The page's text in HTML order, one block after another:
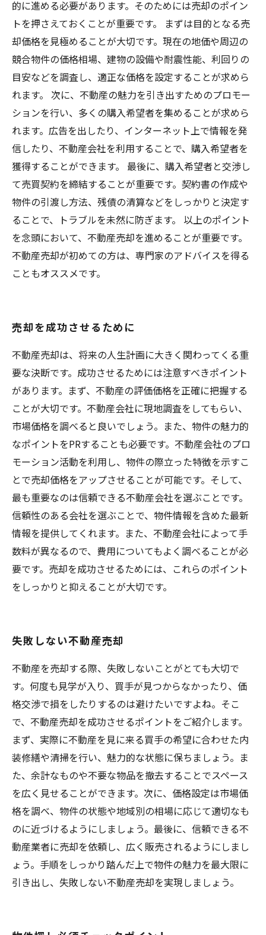
的に進める必要があります。そのためには売却のポイン
トを押さえておくことが重要です。 まずは目的となる売
却価格を見極めることが大切です。現在の地価や周辺の
競合物件の価格相場、建物の設備や耐震性能、利回りの
目安などを調査し、適正な価格を設定することが求めら
れます。 次に、不動産の魅力を引き出すためのプロモー
ションを行い、多くの購入希望者を集めることが求めら
れます。広告を出したり、インターネット上で情報を発
信したり、不動産会社を利用することで、購入希望者を
獲得することができます。 最後に、購入希望者と交渉し
て売買契約を締結することが重要です。契約書の作成や
物件の引渡し方法、残債の清算などをしっかりと決定す
ることで、トラブルを未然に防ぎます。 以上のポイント
を念頭において、不動産売却を進めることが重要です。
不動産売却が初めての方は、専門家のアドバイスを得る
こともオススメです。
売却を成功させるために
不動産売却は、将来の人生計画に大きく関わってくる重
要な決断です。成功させるためには注意すべきポイント
があります。まず、不動産の評価価格を正確に把握する
ことが大切です。不動産会社に現地調査をしてもらい、
市場価格を調べると良いでしょう。また、物件の魅力的
なポイントをPRすることも必要です。不動産会社のプロ
モーション活動を利用し、物件の際立った特徴を示すこ
とで売却価格をアップさせることが可能です。そして、
最も重要なのは信頼できる不動産会社を選ぶことです。
信頼性のある会社を選ぶことで、物件情報を含めた最新
情報を提供してくれます。また、不動産会社によって手
数料が異なるので、費用についてもよく調べることが必
要です。売却を成功させるためには、これらのポイント
をしっかりと抑えることが大切です。
失敗しない不動産売却
不動産を売却する際、失敗しないことがとても大切で
す。何度も見学が入り、買手が見つからなかったり、価
格交渉で損をしたりするのは避けたいですよね。そこ
で、不動産売却を成功させるポイントをご紹介します。
まず、実際に不動産を見に来る買手の希望に合わせた内
装修繕や清掃を行い、魅力的な状態に保ちましょう。ま
た、余計なものや不要な物品を撤去することでスペース
を広く見せることができます。次に、価格設定は市場価
格を調べ、物件の状態や地域別の相場に応じて適切なも
のに近づけるようにしましょう。最後に、信頼できる不
動産業者に売却を依頼し、広く販売されるようにしまし
ょう。手順をしっかり踏んだ上で物件の魅力を最大限に
引き出し、失敗しない不動産売却を実現しましょう。